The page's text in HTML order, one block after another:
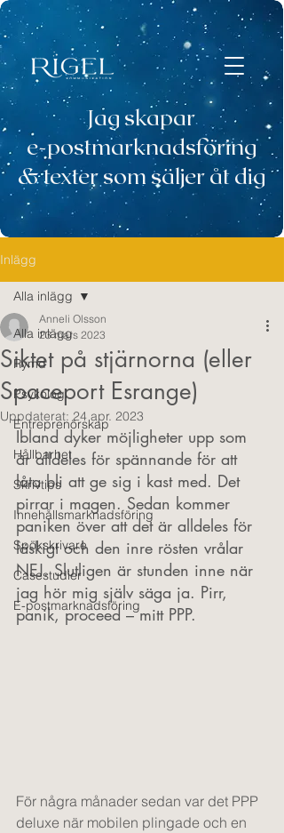
Jag skapar
e-postmarknadsföring
& texter som säljer åt dig
Inlägg
Alla inlägg
Rymd
Psykologi
Entreprenörskap
Hållbarhet
Skrivtips
Innehållsmarknadsföring
Spökskrivare
Casestudier
E-postmarknadsföring
Alla inlägg
Siktet på stjärnorna (eller
Spaceport Esrange)
Anneli Olsson
23 mars 2023
Uppdaterat:24 apr. 2023
Ibland dyker möjligheter upp som
är alldeles för spännande för att
låta bli att ge sig i kast med. Det
pirrar i magen. Sedan kommer
paniken över att det är alldeles för
läskigt och den inre rösten vrålar
NEJ. Slutligen är stunden inne när
jag hör mig själv säga ja. Pirr,
panik, proceed – mitt PPP.
För några månader sedan var det PPP
deluxe när mobilen plingade och en